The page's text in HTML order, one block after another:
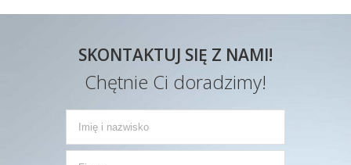
SKONTAKTUJ SIĘ Z NAMI!
Chętnie Ci doradzimy!